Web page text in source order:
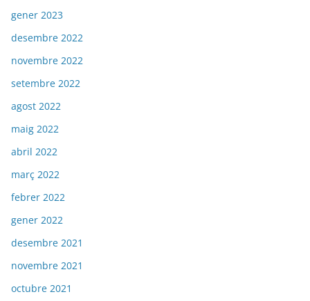
gener 2023
desembre 2022
novembre 2022
setembre 2022
agost 2022
maig 2022
abril 2022
març 2022
febrer 2022
gener 2022
desembre 2021
novembre 2021
octubre 2021